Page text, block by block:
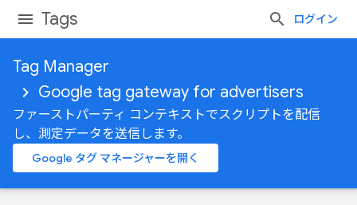
Tags ログイン
Tag Manager
Google tag gateway for advertisers
ファーストパーティ コンテキストでスクリプトを配信
し、測定データを送信します。
Google タグ マネージャーを開く